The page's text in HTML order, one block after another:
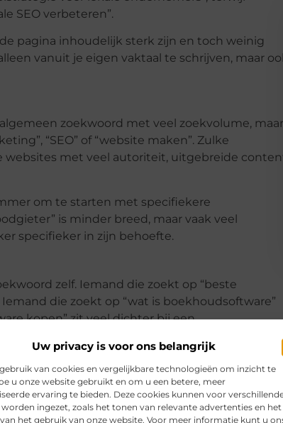
Uw privacy is voor ons belangrijk
van cookies en vergelijkbare technologieën om inzicht te
u onze website gebruikt en om u een betere, meer
ervaring te bieden. Deze cookies kunnen voor
ingezet, zoals het tonen van relevante advertenties en het
het gebruik van onze website. Voor meer informatie kunt u
SEO verbeteren”.
pagina inhoudelijk sterk zijn en toch weinig
vanuit je eigen vaktaal te schrijven, maar
zoekwoord met veel zoekvolume, maar
“SEO” of “website maken”. Zulke
websites met veel autoriteit, uitgebreide
om te starten met specifiekere
is minder breed, maar vaak veel
specifieker in zijn behoefte.
zelf. Iemand die zoekt op “beste
die zoekt op “wat is boekhoudsoftware”
kopen” zit veel dichter bij een
zal Google eerder andere resultaten
maar de inhoud sluit niet aan bij wat de